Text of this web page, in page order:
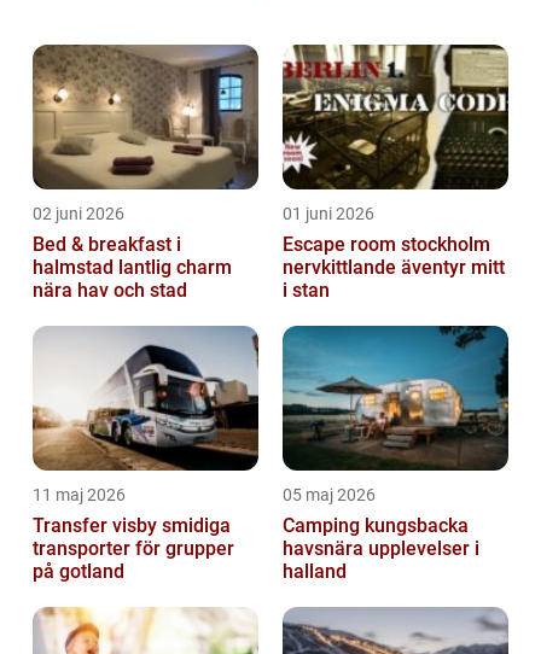
bara ett sätt att utforska ön och ...
02 juni 2026
Bed & breakfast i
halmstad lantlig charm
nära hav och stad
01 juni 2026
Escape room stockholm
nervkittlande äventyr mitt
i stan
11 maj 2026
Transfer visby smidiga
transporter för grupper
på gotland
05 maj 2026
Camping kungsbacka
havsnära upplevelser i
halland